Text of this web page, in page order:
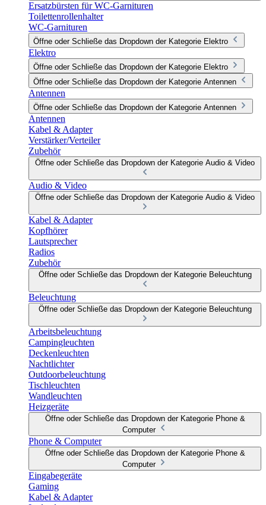
Ersatzbürsten für WC-Garnituren
Toilettenrollenhalter
WC-Garnituren
Öffne oder Schließe das Dropdown der Kategorie Elektro
Elektro
Öffne oder Schließe das Dropdown der Kategorie Elektro
Öffne oder Schließe das Dropdown der Kategorie Antennen
Antennen
Öffne oder Schließe das Dropdown der Kategorie Antennen
Antennen
Kabel & Adapter
Verstärker/Verteiler
Zubehör
Öffne oder Schließe das Dropdown der Kategorie Audio & Video
Audio & Video
Öffne oder Schließe das Dropdown der Kategorie Audio & Video
Kabel & Adapter
Kopfhörer
Lautsprecher
Radios
Zubehör
Öffne oder Schließe das Dropdown der Kategorie Beleuchtung
Beleuchtung
Öffne oder Schließe das Dropdown der Kategorie Beleuchtung
Arbeitsbeleuchtung
Campingleuchten
Deckenleuchten
Nachtlichter
Outdoorbeleuchtung
Tischleuchten
Wandleuchten
Heizgeräte
Öffne oder Schließe das Dropdown der Kategorie Phone &
Computer
Phone & Computer
Öffne oder Schließe das Dropdown der Kategorie Phone &
Computer
Eingabegeräte
Gaming
Kabel & Adapter